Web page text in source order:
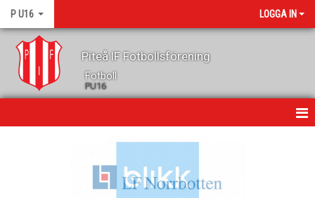
P U16 LOGGA IN
Piteå IF Fotbollsförening
Fotboll
PU16